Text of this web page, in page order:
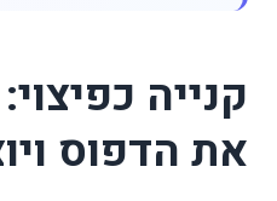
קנייה
את הדפוס